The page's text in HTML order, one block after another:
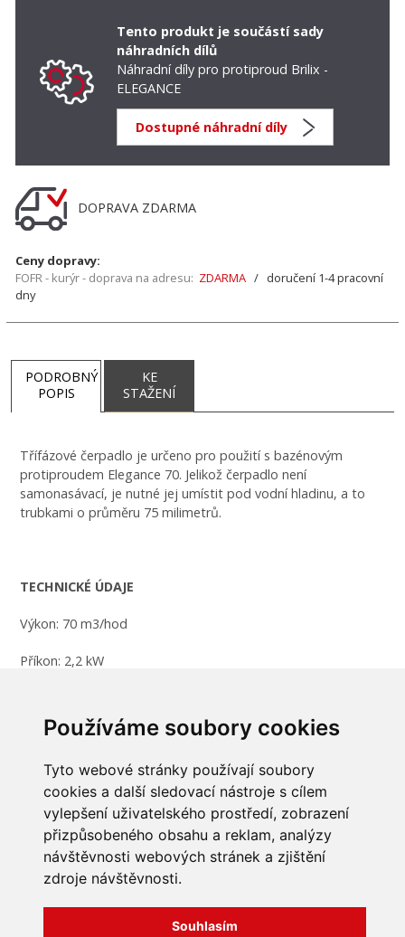
Používáme soubory cookies
Tyto webové stránky používají soubory
cookies a další sledovací nástroje s cílem
vylepšení uživatelského prostředí, zobrazení
přizpůsobeného obsahu a reklam, analýzy
návštěvnosti webových stránek a zjištění
zdroje návštěvnosti.
Souhlasím
Tento produkt je součástí sady
náhradních dílů
Náhradní díly pro protiproud Brilix -
ELEGANCE
Dostupné náhradní díly
DOPRAVA ZDARMA
Ceny dopravy:
FOFR - kurýr - doprava na adresu: ZDARMA / doručení 1-4 pracovní
dny
PODROBNÝ
POPIS
KE
STAŽENÍ
Třífázové čerpadlo je určeno pro použití s bazénovým
protiproudem Elegance 70. Jelikož čerpadlo není
samonasávací, je nutné jej umístit pod vodní hladinu, a to
trubkami o průměru 75 milimetrů.
TECHNICKÉ ÚDAJE
Výkon: 70 m3/hod
Příkon: 2,2 kW
Hmotnost: 23 kg
INFORMACE
Obchodní podmínky
Zpracování a ochrana
osobních údajů